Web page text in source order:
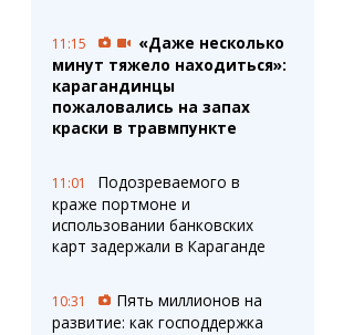
11:15
«Даже несколько
минут тяжело находиться»:
карагандинцы
пожаловались на запах
краски в травмпункте
11:01
Подозреваемого в
краже портмоне и
использовании банковских
карт задержали в Караганде
10:31
Пять миллионов на
развитие: как господдержка